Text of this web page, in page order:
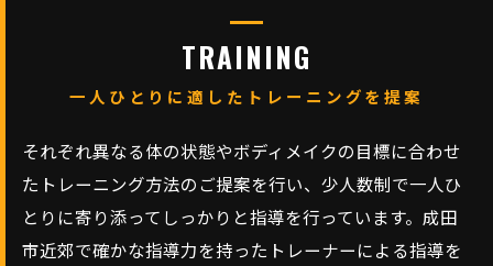
一人ひとりに適したトレーニングを提案
TRAINING
それぞれ異なる体の状態やボディメイクの目標に合わせ
たトレーニング方法のご提案を行い、少人数制で一人ひ
とりに寄り添ってしっかりと指導を行っています。成田
市近郊で確かな指導力を持ったトレーナーによる指導を